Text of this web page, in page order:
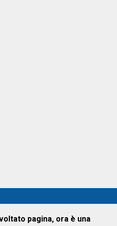
pagina, ora è una